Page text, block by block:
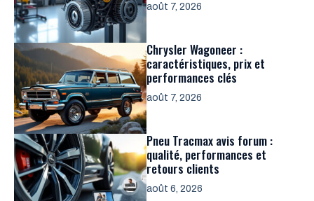
août 7, 2026
Chrysler Wagoneer :
caractéristiques, prix et
performances clés
août 7, 2026
Pneu Tracmax avis forum :
qualité, performances et
retours clients
août 6, 2026